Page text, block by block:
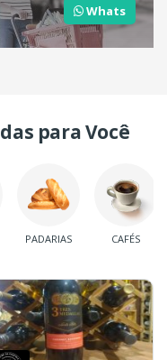
Whats
para Você
PADARIAS CAFÉS